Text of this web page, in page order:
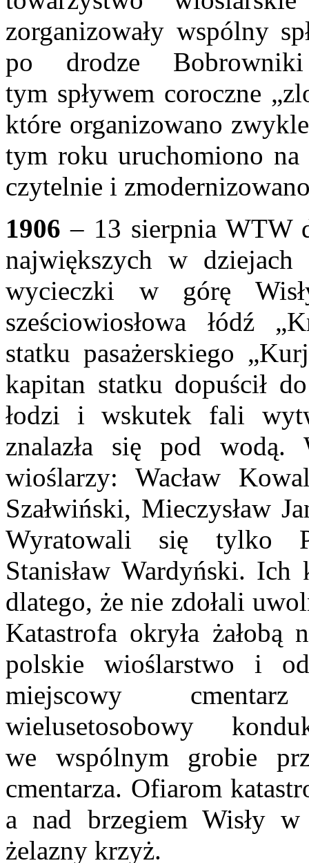
zorganizowały wspólny
po drodze
tym spływem coroczne
które organizowano
tym roku uruchomiono
czytelnie i
1906 – 13 sierpnia WTW
największych w dziejach
wycieczki w górę
sześciowiosłowa łódź
statkupasażerskiego
kapitan statku dopuścił
łodzi i wskutek fali
znalazła się pod
wioślarzy: Wacław
Szałwiński, Mieczysław
Wyratowali się tylko
StanisławWardyński. Ich
dlatego, że nie zdołali
Katastrofa okryła
polskie wioślarstwo i
miejscowy
wielusetosobowy
we wspólnym grobie
cmentarza. Ofiarom
a nad brzegiem Wisły
żelazny krzyż.